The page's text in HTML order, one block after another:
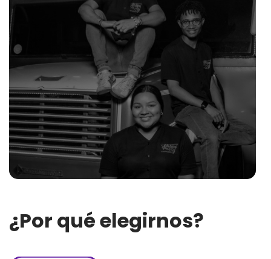
¿Por qué elegirnos?